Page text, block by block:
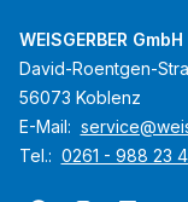
WEISGERBER GmbH
David-Roentgen-
56073 Koblenz
E-Mail:
Tel.: 0261 - 988 23